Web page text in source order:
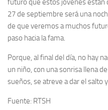
futuro que estos jóvenes están
27 de septiembre será una
de que veremos a muchos
paso hacia la fama.
Porque, al final del día, no hay
un niño, con una sonrisa llena
sueños, se atreve a dar el salto
Fuente: RTSH